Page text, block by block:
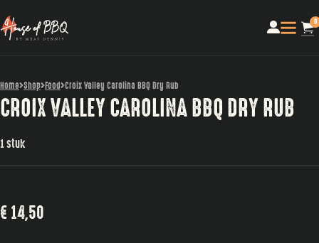
0
Home Shop Food Croix Valley Carolina BBQ Dry Rub
CROIX VALLEY CAROLINA BBQ DRY RUB
1 stuk
€ 14,50